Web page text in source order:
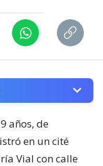
años, de
en un cité
Vial con calle